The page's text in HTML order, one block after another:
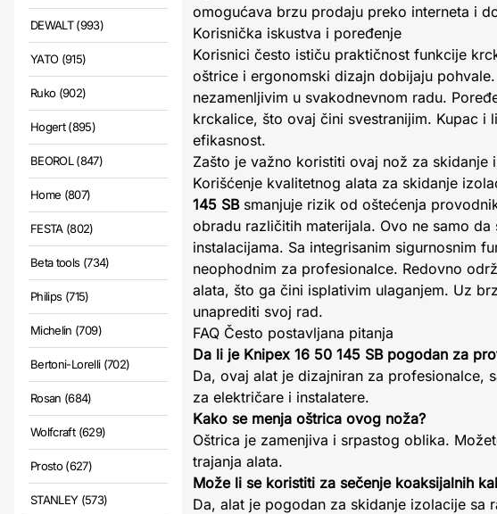
DEWALT (993)
YATO (915)
Ruko (902)
Hogert (895)
BEOROL (847)
Home (807)
FESTA (802)
Beta tools (734)
Philips (715)
Michelin (709)
Bertoni-Lorelli (702)
Rosan (684)
Wolfcraft (629)
Prosto (627)
STANLEY (573)
omogućava brzu prodaju preko interneta i
Korisnička iskustva i poređenje
Korisnici često ističu praktičnost funkcije
oštrice i ergonomski dizajn dobijaju
nezamenljivim u svakodnevnom radu.
krckalice, što ovaj čini svestranijim. Kupac i
efikasnost.
Zašto je važno koristiti ovaj nož za skidanje
Korišćenje kvalitetnog alata za skidanje
145 SBsmanjuje rizik od oštećenja
obradu različitih materijala. Ovo ne samo
instalacijama. Sa integrisanim sigurnosnim
neophodnim za profesionalce. Redovno
alata, što ga čini isplativim ulaganjem. Uz
unaprediti svoj rad.
FAQ Često postavljana pitanja
Da li je Knipex 16 50 145 SB pogodan za
Da, ovaj alat je dizajniran za profesionalce,
za električare i instalatere.
Kako se menja oštrica ovog noža?
Oštrica je zamenjiva i srpastog oblika.
trajanja alata.
Može li se koristiti za sečenje koaksijalnih
Da, alat je pogodan za skidanje izolacije sa